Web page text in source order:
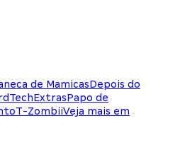
de MamicasDepois do
ExtrasPapo de
T-ZombiiVeja mais em